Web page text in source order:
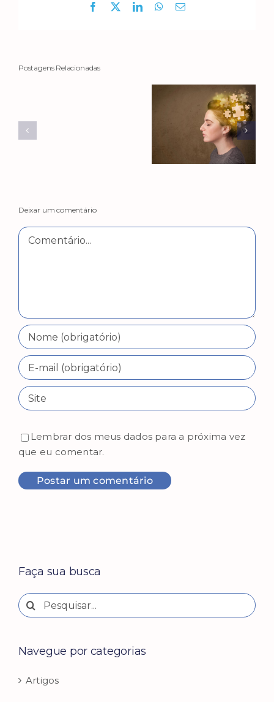
Facebook
X LinkedInWhatsApp
E-
Postagens Relacionadas
Deixar um comentário
Comentário
Lembrar dos meus dados para a próxima vez
que eu comentar.
Faça sua busca
Buscar
resultados
Navegue por categorias
Artigos